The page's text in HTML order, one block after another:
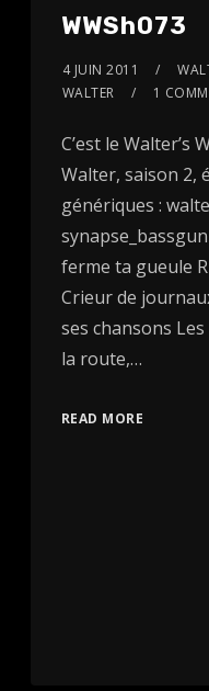
WWSh073
4 JUIN 2011
WALTER
1
C’est le Walter’s
Walter, saison 2,
génériques :
ferme ta gueule
Crieur de
ses chansons
la route,…
READ MORE